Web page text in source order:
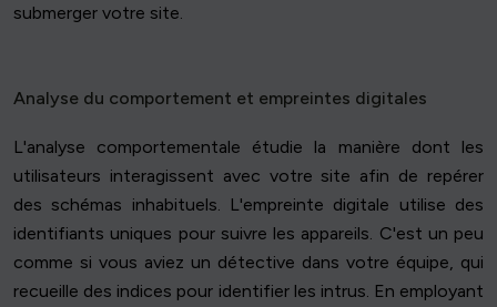
submerger votre site.
Analyse du comportement et empreintes digitales
L'analyse comportementale étudie la manière dont les
utilisateurs interagissent avec votre site afin de repérer
des schémas inhabituels. L'empreinte digitale utilise des
identifiants uniques pour suivre les appareils. C'est un peu
comme si vous aviez un détective dans votre équipe, qui
recueille des indices pour identifier les intrus. En employant